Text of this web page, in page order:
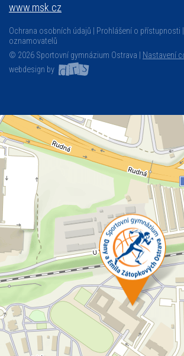
www.msk.cz
Ochrana osobních údajů Prohlášení o přístupnosti
oznamovatelů
© 2026 Sportovní gymnázium Ostrava |
Nastavení
webdesign by